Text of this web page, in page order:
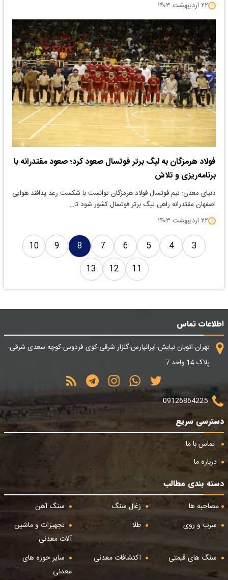
۲۲ اردیبهشت ۱۴۰۳
فولاد هرمزگان به لیگ برتر فوتسال صعود کرد؛ صعود مقتدرانه با
برنامه‌ریزی و تلاش
دنیای معدن: تیم فوتسال فولاد هرمزگان توانست با شکست رعد پدافند هوایی
اصفهان مقتدرانه راهی لیگ برتر فوتسال کشور شود تا…
۲۲ اردیبهشت ۱۴۰۳
3
4
5
6
7
8
9
10
11
12
13
اطلاعات تماس
تهران-اتوبان نیایش-ایرانپارس-گلزار شرقی-کوی فردوس-کوچه سعدی شرقی-
پلاک 14 واحد 7
09126864225
دسترسی سریع
تماس با ما
درباره ما
دسته بندی مطالب
مصاحبه ها
زغال سنگ
سنگ آهن
سرب و روی
طلا
تجهیزات و ماشین
آلات معدنی
سنگ های قیمتی
اکتشافات معدنی
سایر حوزه های
معدنی